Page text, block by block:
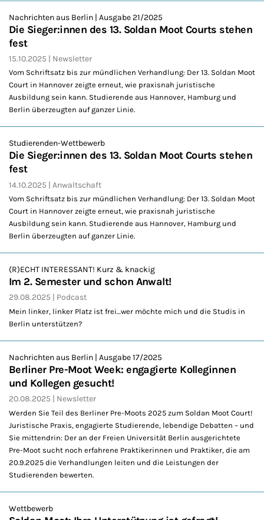
Nachrichten aus Berlin | Ausgabe 21/2025
Die Sieger:innen des 13. Soldan Moot Courts stehen
fest
15.10.2025 Newsletter
Vom Schriftsatz bis zur mündlichen Verhandlung: Der 13. Soldan Moot
Court in Hannover zeigte erneut, wie praxisnah juristische
Ausbildung sein kann. Studierende aus Hannover, Hamburg und
Berlin überzeugten auf ganzer Linie.
Studierenden-Wettbewerb
Die Sieger:innen des 13. Soldan Moot Courts stehen
fest
14.10.2025 Anwaltschaft
Vom Schriftsatz bis zur mündlichen Verhandlung: Der 13. Soldan Moot
Court in Hannover zeigte erneut, wie praxisnah juristische
Ausbildung sein kann. Studierende aus Hannover, Hamburg und
Berlin überzeugten auf ganzer Linie.
(R)ECHT INTERESSANT! Kurz & knackig
Im 2. Semester und schon Anwalt!
29.08.2025 Podcast
Mein linker, linker Platz ist frei…wer möchte mich und die Studis in
Berlin unterstützen?
Nachrichten aus Berlin | Ausgabe 17/2025
Berliner Pre-Moot Week: engagierte Kolleginnen
und Kollegen gesucht!
20.08.2025 Newsletter
Werden Sie Teil des Berliner Pre-Moots 2025 zum Soldan Moot Court!
Juristische Praxis, engagierte Studierende, lebendige Debatten – und
Sie mittendrin: Der an der Freien Universität Berlin ausgerichtete
Pre-Moot sucht noch erfahrene Praktikerinnen und Praktiker, die am
20.9.2025 die Verhandlungen leiten und die Leistungen der
Studierenden bewerten.
Wettbewerb